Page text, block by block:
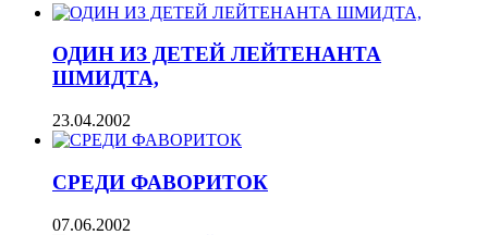
ОДИН ИЗ ДЕТЕЙ ЛЕЙТЕНАНТА
ШМИДТА,
23.04.2002
CРЕДИ ФАВОРИТОК
07.06.2002